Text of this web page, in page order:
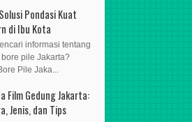
Pondasi Kuat
di Ibu Kota
informasi tentang
pile Jakarta?
Pile Jaka...
Film Gedung Jakarta:
Jenis, dan Tips